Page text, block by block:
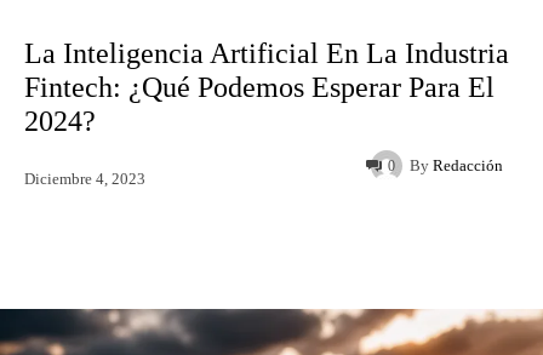
La Inteligencia Artificial En La Industria
Fintech: ¿qué Podemos Esperar Para El
2024?
By Redacción
Diciembre 4, 2023
0